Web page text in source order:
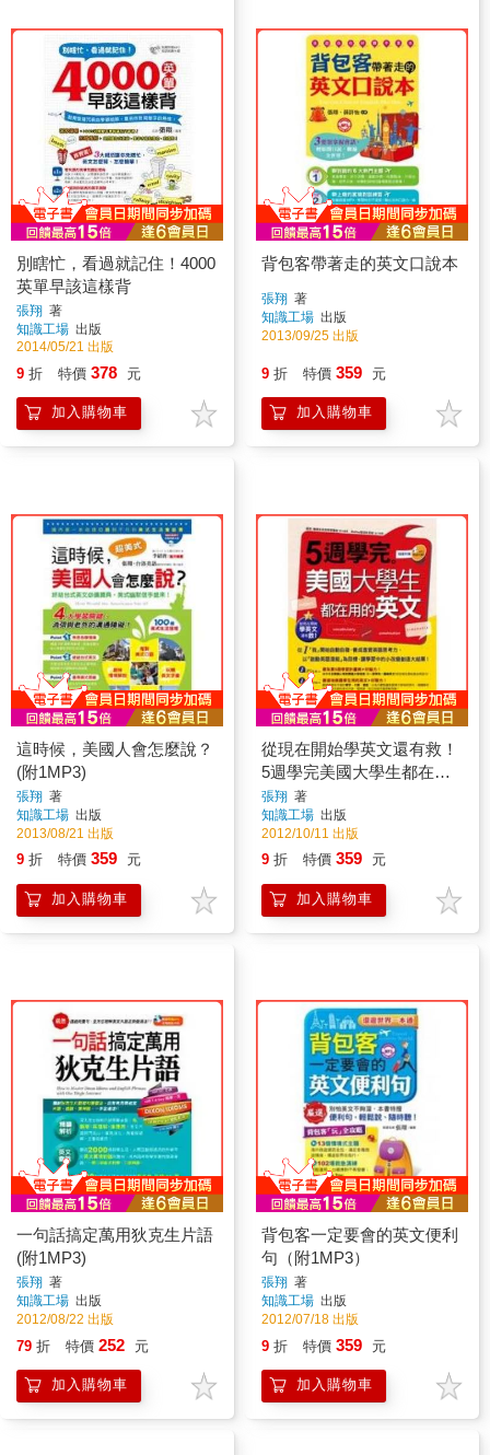
別瞎忙，看過就記住！4000
英單早該這樣背
張翔 著
知識工場 出版
2014/05/21 出版
9 折 特價 378 元
加入購物車
背包客帶著走的英文口說本
張翔 著
知識工場 出版
2013/09/25 出版
9 折 特價 359 元
加入購物車
這時候，美國人會怎麼說？
(附1MP3)
張翔 著
知識工場 出版
2013/08/21 出版
9 折 特價 359 元
加入購物車
從現在開始學英文還有救！
5週學完美國大學生都在用
的英文（附光碟）
張翔 著
知識工場 出版
2012/10/11 出版
9 折 特價 359 元
加入購物車
一句話搞定萬用狄克生片語
(附1MP3)
張翔 著
知識工場 出版
2012/08/22 出版
79 折 特價 252 元
加入購物車
背包客一定要會的英文便利
句（附1MP3）
張翔 著
知識工場 出版
2012/07/18 出版
9 折 特價 359 元
加入購物車